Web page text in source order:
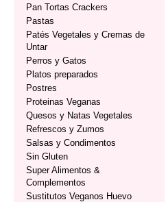
Pan Tortas Crackers
Pastas
Patés Vegetales y Cremas de
Untar
Perros y Gatos
Platos preparados
Postres
Proteinas Veganas
Quesos y Natas Vegetales
Refrescos y Zumos
Salsas y Condimentos
Sin Gluten
Super Alimentos &
Complementos
Sustitutos Veganos Huevo